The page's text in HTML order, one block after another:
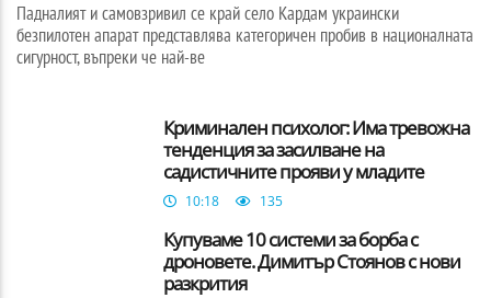
Падналият и самовзривил се край село Кардам украински
безпилотен апарат представлява категоричен пробив в националната
сигурност, въпреки че най-ве
Криминален психолог: Има тревожна
тенденция за засилване на
садистичните прояви у младите
10:18 135
Купуваме 10 системи за борба с
дроновете. Димитър Стоянов с нови
разкрития